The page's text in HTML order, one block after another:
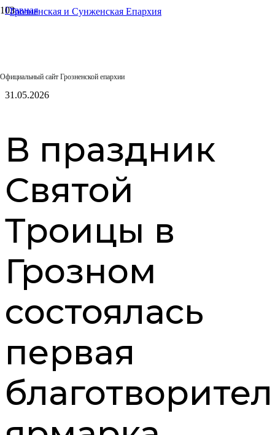
Официальный сайт Грозненской епархии
Главная
31.05.2026
В праздник
Святой
Троицы в
Грозном
состоялась
первая